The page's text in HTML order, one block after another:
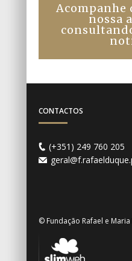
Acompanhe
nossa
CONTACTOS
(+351) 249 760 205
© Fundação Rafael e